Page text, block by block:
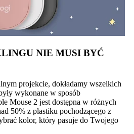
NIE MUSI BYĆ
projekcie, dokładamy wszelkich
wykonane w sposób
Mouse 2 jest dostępna w różnych
50% z plastiku pochodzącego z
kolor, który pasuje do Twojego